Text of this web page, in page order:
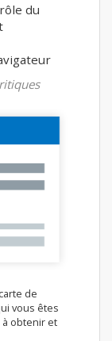
du
de
vous êtes
obtenir et